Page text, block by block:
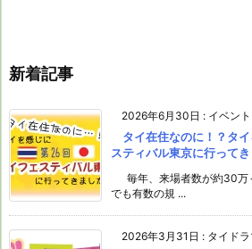
新着記事
2026年6月30日 : イベント
タイ在住なのに！？タ
スティバル東京に行ってき
毎年、来場者数が約30万
でも有数の規 ...
2026年3月31日 : タイド